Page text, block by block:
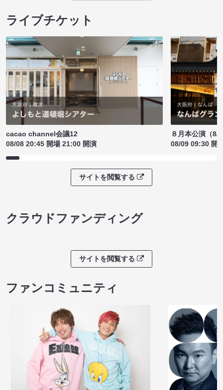
ライブチケット
cacao channel会議12
08/08 20:45 開場 21:00 開演
８月本公演（8/
08/09 09:30 開
サイトを閲覧する
クラウドファンディング
サイトを閲覧する
ファンコミュニティ